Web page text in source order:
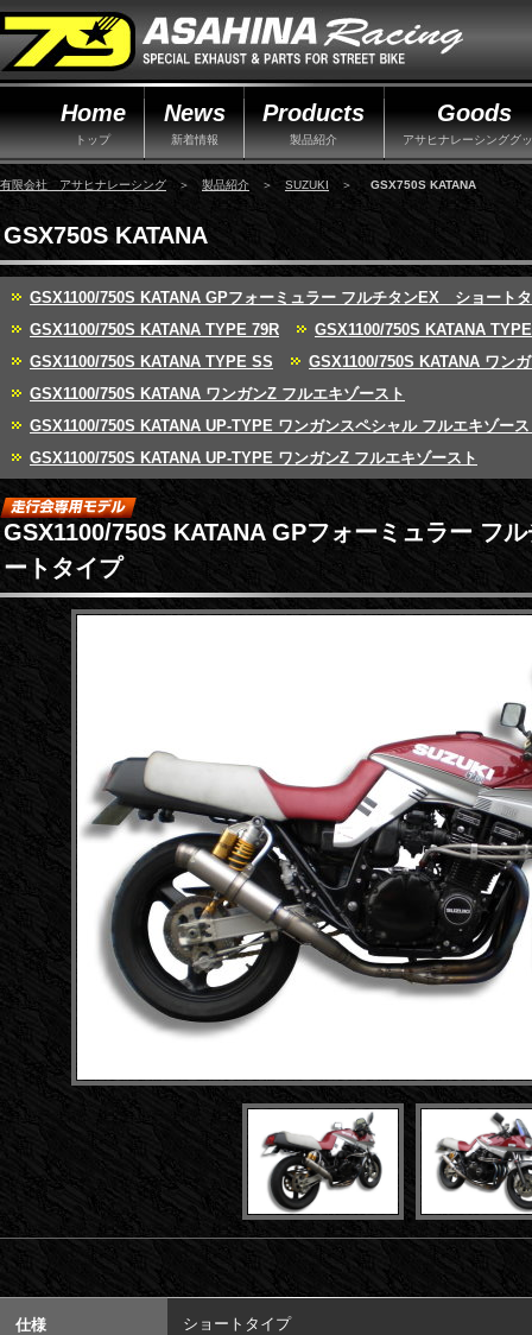
Home
トップ
News
新着情報
Products
製品紹介
Goods
アサヒナレーシンググ
有限会社 アサヒナレーシング ＞ 製品紹介 ＞ SUZUKI ＞ GSX750S KATANA
GSX750S KATANA
GSX1100/750S KATANA GPフォーミュラー フルチタンEX ショート
GSX1100/750S KATANA TYPE 79R
GSX1100/750S KATANA
GSX1100/750S KATANA TYPE SS
GSX1100/750S KATANA ワン
GSX1100/750S KATANA ワンガンZ フルエキゾースト
GSX1100/750S KATANA UP-TYPE ワンガンスペシャル フルエキゾー
GSX1100/750S KATANA UP-TYPE ワンガンZ フルエキゾースト
GSX1100/750S KATANA GPフォーミュラー フ
ートタイプ
仕様
ショートタイプ